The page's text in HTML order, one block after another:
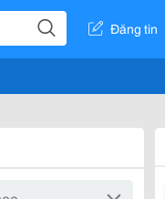
Đăng tin